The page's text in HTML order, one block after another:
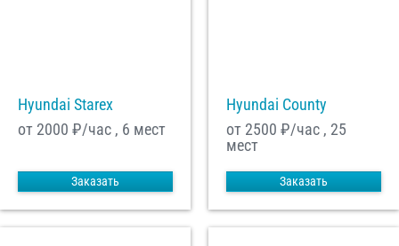
Hyundai Starex
от 2000 ₽/час , 6 мест
Заказать
Hyundai County
от 2500 ₽/час , 25
мест
Заказать